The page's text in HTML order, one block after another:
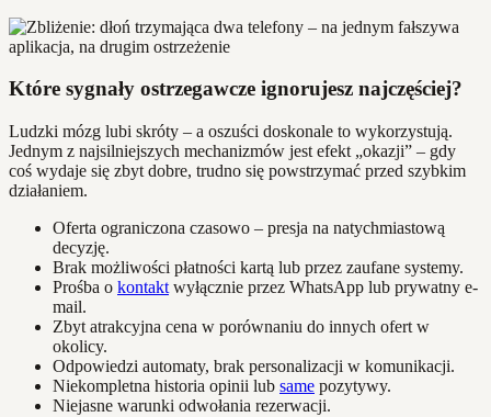
Które sygnały ostrzegawcze ignorujesz najczęściej?
Ludzki mózg lubi skróty – a oszuści doskonale to wykorzystują.
Jednym z najsilniejszych mechanizmów jest efekt „okazji” – gdy
coś wydaje się zbyt dobre, trudno się powstrzymać przed szybkim
działaniem.
Oferta ograniczona czasowo – presja na natychmiastową
decyzję.
Brak możliwości płatności kartą lub przez zaufane systemy.
Prośba o kontakt wyłącznie przez WhatsApp lub prywatny e-
mail.
Zbyt atrakcyjna cena w porównaniu do innych ofert w
okolicy.
Odpowiedzi automaty, brak personalizacji w komunikacji.
Niekompletna historia opinii lub same pozytywy.
Niejasne warunki odwołania rezerwacji.